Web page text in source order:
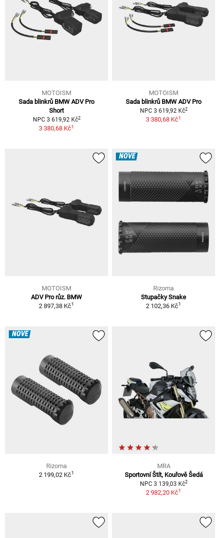
MOTOISM
Sada blinkrů BMW ADV Pro
Short
NPC 3 619,92 Kč2
3 380,68 Kč1
MOTOISM
Sada blinkrů BMW ADV Pro
NPC 3 619,92 Kč2
3 380,68 Kč1
MOTOISM
ADV Pro růz. BMW
2 897,38 Kč1
NOVÉ
Rizoma
Stupačky Snake
2 102,36 Kč1
NOVÉ
Rizoma
2 199,02 Kč1
MRA
Sportovní Štít, Kouřově Šedá
NPC 3 139,03 Kč2
2 982,20 Kč1